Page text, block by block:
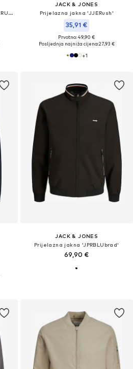
Regular Fit Prijelazna jakna 'JJERUSH'
JACK & JONES
Prijelazna jakna 'JJERush'
35,91 €
Prvotno: 49,90 €
Posljednja najniža cijena:27,93 €
+1
JACK & JONES
Prijelazna jakna 'JPRBLUbrad'
69,90 €